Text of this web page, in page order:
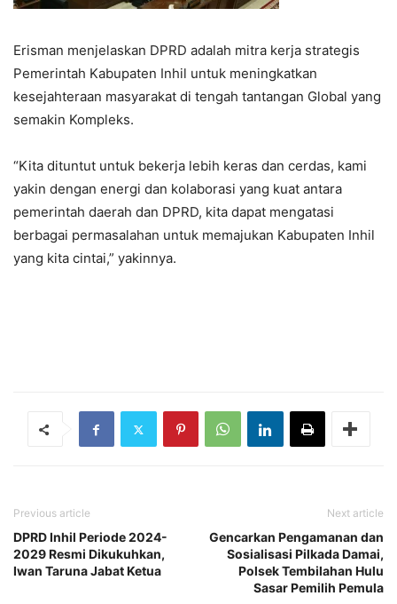
Erisman menjelaskan DPRD adalah mitra kerja strategis
Pemerintah Kabupaten Inhil untuk meningkatkan
kesejahteraan masyarakat di tengah tantangan Global yang
semakin Kompleks.
“Kita dituntut untuk bekerja lebih keras dan cerdas, kami
yakin dengan energi dan kolaborasi yang kuat antara
pemerintah daerah dan DPRD, kita dapat mengatasi
berbagai permasalahan untuk memajukan Kabupaten Inhil
yang kita cintai,” yakinnya.
Previous article
DPRD Inhil Periode 2024-
2029 Resmi Dikukuhkan,
Iwan Taruna Jabat Ketua
Next article
Gencarkan Pengamanan dan
Sosialisasi Pilkada Damai,
Polsek Tembilahan Hulu
Sasar Pemilih Pemula